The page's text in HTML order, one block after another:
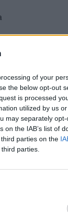
of your
the below opt-out
is processed
utilized by us
may separately
the IAB’s list of
parties on the
parties.